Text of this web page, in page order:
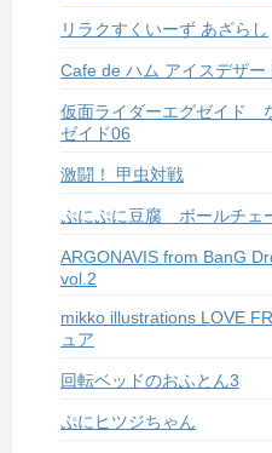
リラクすくいーず あざらし
Cafe de ハム アイスデザー
仮面ライダーエグゼイド
ゼイド06
激闘！ 甲虫対戦
ぷにぷに豆腐 ボールチェ
ARGONAVIS from BanG
vol.2
mikko illustrations LOVE
ュア
回転ベッドのおふとん3
ぷにヒツジちゃん